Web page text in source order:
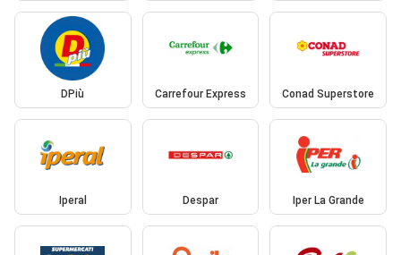
DPiù Carrefour Express Conad Superstore
Iperal Despar Iper La Grande